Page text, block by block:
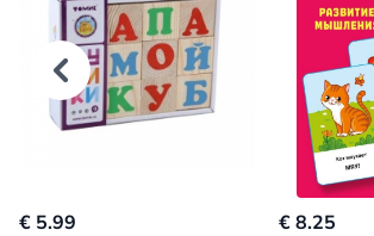
€ 5.99 € 8.25